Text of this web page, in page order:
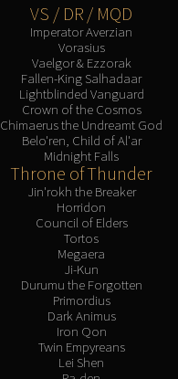
VS / DR / MQD
Imperator Averzian
Vorasius
Vaelgor & Ezzorak
Fallen-King Salhadaar
Lightblinded Vanguard
Crown of the Cosmos
Chimaerus the Undreamt God
Belo'ren, Child of Al'ar
Midnight Falls
Throne of Thunder
Jin'rokh the Breaker
Horridon
Council of Elders
Tortos
Megaera
Ji-Kun
Durumu the Forgotten
Primordius
Dark Animus
Iron Qon
Twin Empyreans
Lei Shen